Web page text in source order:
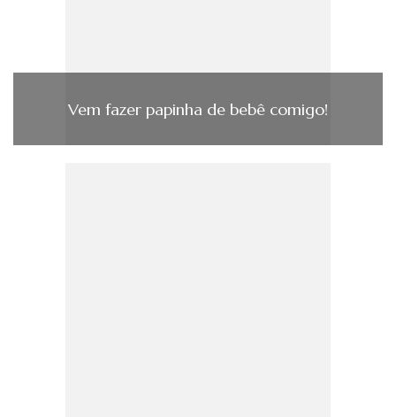
Vem fazer papinha de bebê comigo!